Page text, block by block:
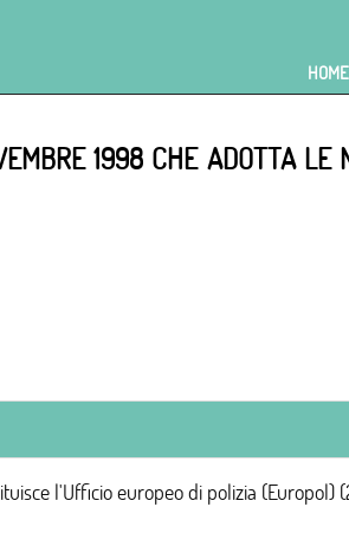
HOME
1998 CHE ADOTTA
l'Ufficio europeo di polizia